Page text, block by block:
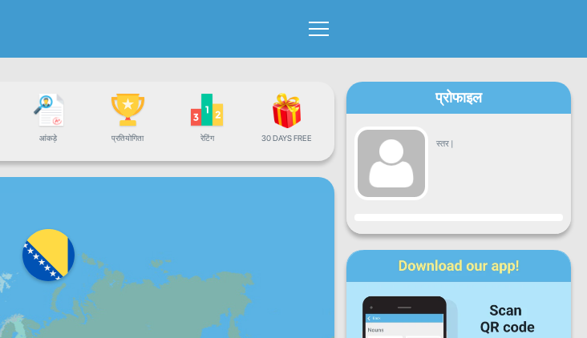
आंकड़े प्रतियोगिता रेटिंग 30 DAYS FREE
प्रोफाइल
स्तर |
प्रगति
सोम बुध वीर